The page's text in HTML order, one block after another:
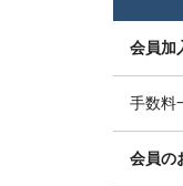
会員加
手数料
会員の